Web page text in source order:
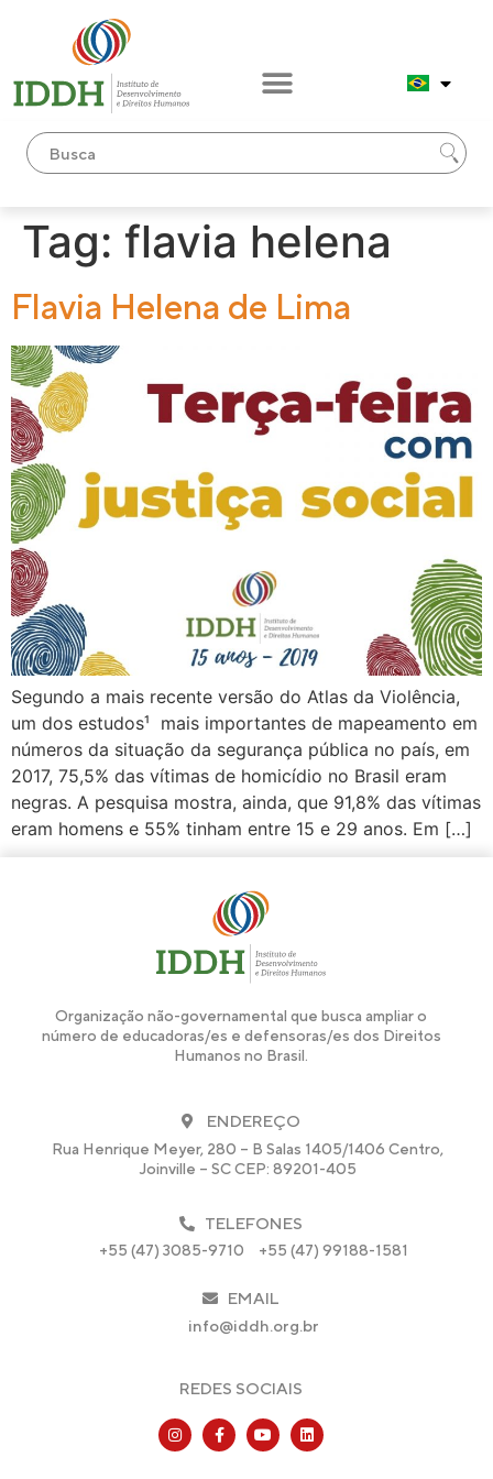
Tag: flavia helena
Flavia Helena de Lima
Segundo a mais recente versão do Atlas da Violência,
um dos estudos¹ mais importantes de mapeamento em
números da situação da segurança pública no país, em
2017, 75,5% das vítimas de homicídio no Brasil eram
negras. A pesquisa mostra, ainda, que 91,8% das vítimas
eram homens e 55% tinham entre 15 e 29 anos. Em […]
Organização não-governamental que busca ampliar o
número de educadoras/es e defensoras/es dos Direitos
Humanos no Brasil.
ENDEREÇO
Rua Henrique Meyer, 280 – B Salas 1405/1406 Centro,
Joinville – SC CEP: 89201-405
TELEFONES
+55 (47) 3085-9710 +55 (47) 99188-1581
EMAIL
info@iddh.org.br
REDES SOCIAIS